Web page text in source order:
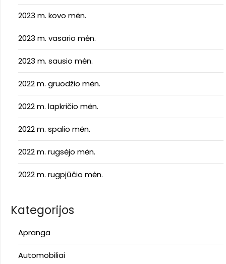
2023 m. kovo mėn.
2023 m. vasario mėn.
2023 m. sausio mėn.
2022 m. gruodžio mėn.
2022 m. lapkričio mėn.
2022 m. spalio mėn.
2022 m. rugsėjo mėn.
2022 m. rugpjūčio mėn.
Kategorijos
Apranga
Automobiliai